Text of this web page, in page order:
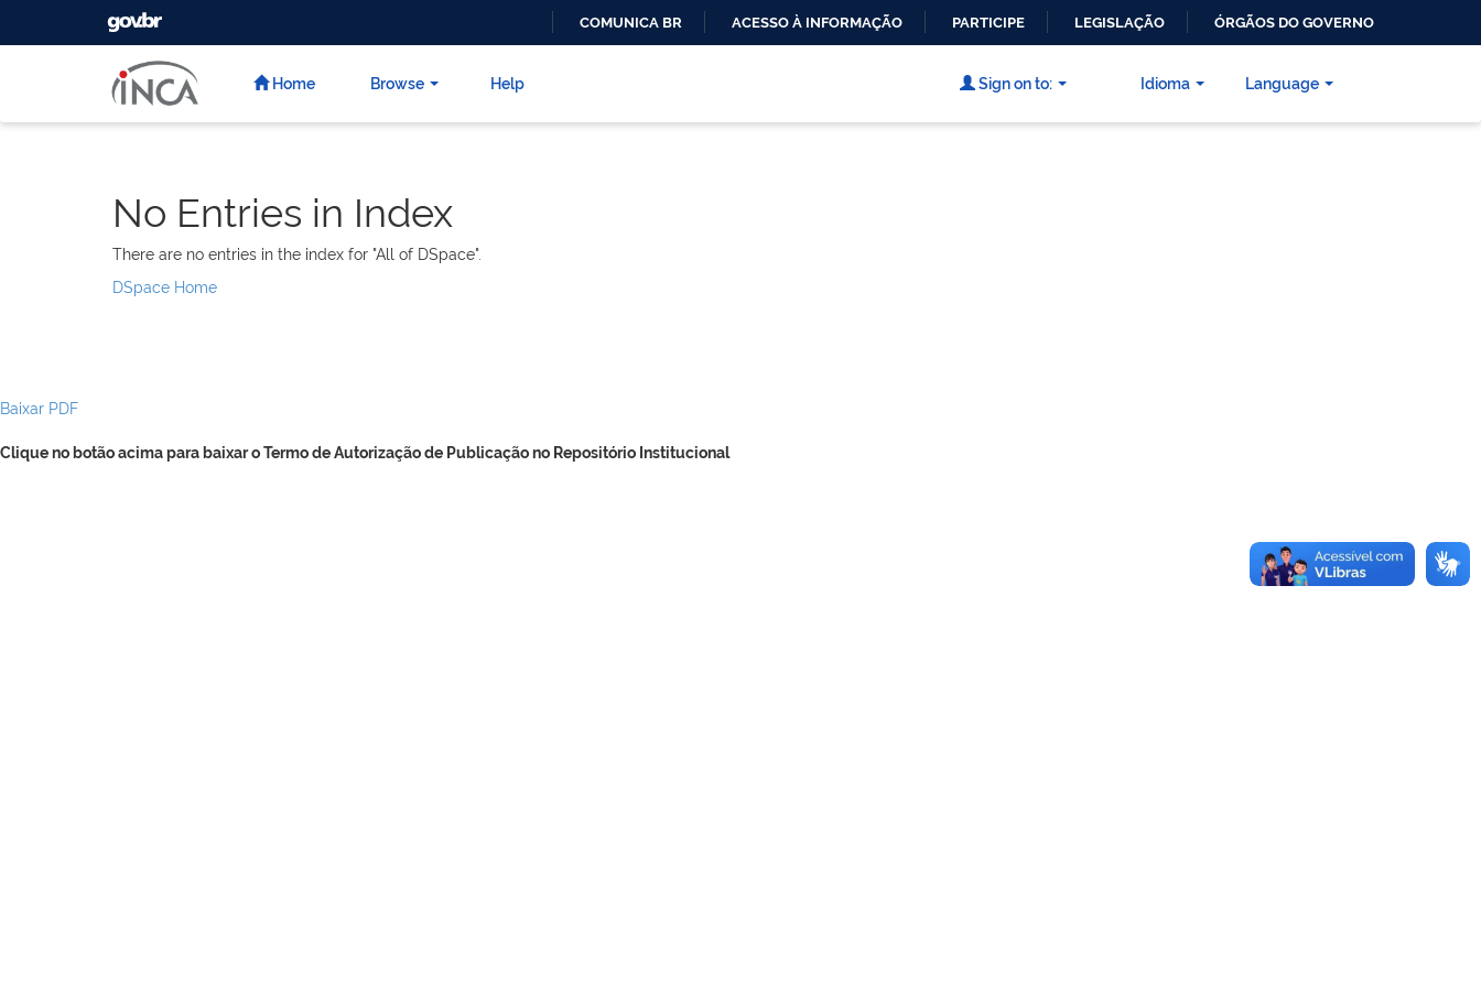
CONTEÚDO
GOVBR
COMUNICA BR ACESSO À INFORMAÇÃO PARTICIPE LEGISLAÇÃO ÓRGÃOS DO GOVERNO
Home Browse Help Language
Sign on to: Idioma
No Entries in Index
There are no entries in the index for "All of DSpace".
DSpace Home
Baixar PDF
Clique no botão acima para baixar o Termo de Autorização de Publicação no Repositório Institucional